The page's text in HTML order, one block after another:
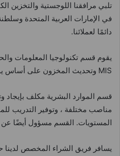
تلبي مرافقنا اللوجستية والتخزين
في الإمارات العربية المتحدة
دائمًا لعملائنا.
يقوم قسم تكنولوجيا المعلومات
MIS وتحديث المخزون على أساس يومي.
قسم الموارد البشرية مكلف
مناصب مختلفة ، وتوفير التدريب
المستويات. القسم مسؤول أيضًا عن
يسافر فريق الشراء المخصص لدينا